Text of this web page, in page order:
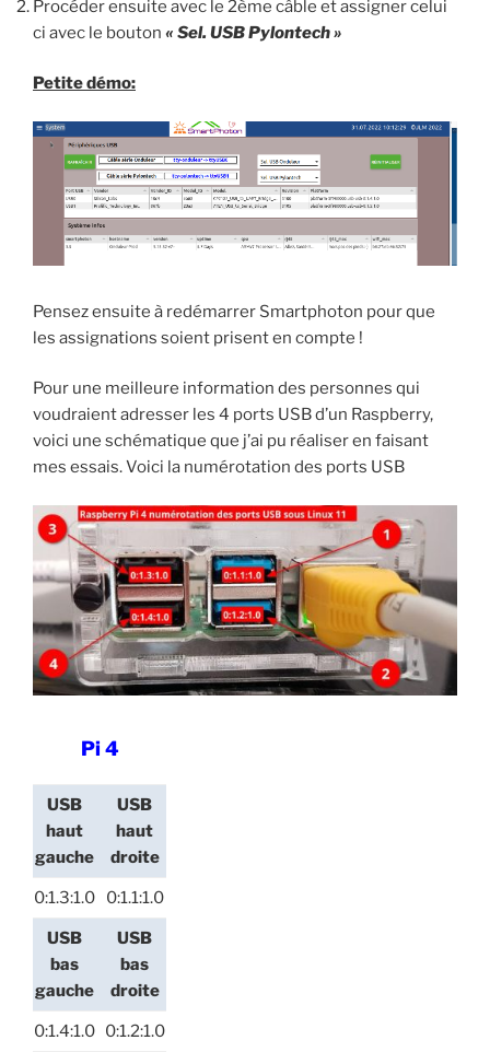
Procéder ensuite avec le 2ème câble et assigner celui
ci avec le bouton « Sel. USB Pylontech »
Petite démo:
Pensez ensuite à redémarrer Smartphoton pour que
les assignations soient prisent en compte !
Pour une meilleure information des personnes qui
voudraient adresser les 4 ports USB d’un Raspberry,
voici une schématique que j’ai pu réaliser en faisant
mes essais. Voici la numérotation des ports USB
Pi 4
USB
haut
gauche
USB
haut
droite
0:1.3:1.0 0:1.1:1.0
USB
bas
gauche
USB
bas
droite
0:1.4:1.0 0:1.2:1.0